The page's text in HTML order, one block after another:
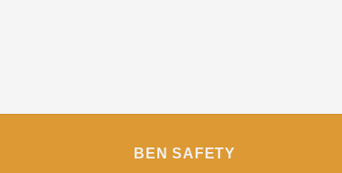
BEN SAFETY